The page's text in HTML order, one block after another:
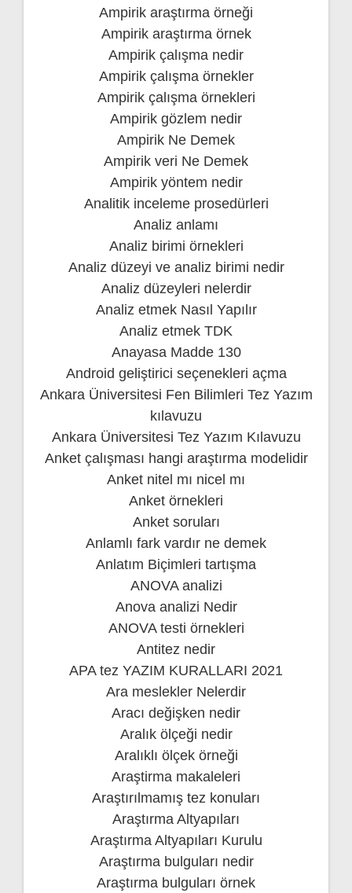
Ampirik araştırma örneği
Ampirik araştırma örnek
Ampirik çalışma nedir
Ampirik çalışma örnekler
Ampirik çalışma örnekleri
Ampirik gözlem nedir
Ampirik Ne Demek
Ampirik veri Ne Demek
Ampirik yöntem nedir
Analitik inceleme prosedürleri
Analiz anlamı
Analiz birimi örnekleri
Analiz düzeyi ve analiz birimi nedir
Analiz düzeyleri nelerdir
Analiz etmek Nasıl Yapılır
Analiz etmek TDK
Anayasa Madde 130
Android geliştirici seçenekleri açma
Ankara Üniversitesi Fen Bilimleri Tez Yazım
kılavuzu
Ankara Üniversitesi Tez Yazım Kılavuzu
Anket çalışması hangi araştırma modelidir
Anket nitel mı nicel mı
Anket örnekleri
Anket soruları
Anlamlı fark vardır ne demek
Anlatım Biçimleri tartışma
ANOVA analizi
Anova analizi Nedir
ANOVA testi örnekleri
Antitez nedir
APA tez YAZIM KURALLARI 2021
Ara meslekler Nelerdir
Aracı değişken nedir
Aralık ölçeği nedir
Aralıklı ölçek örneği
Araştirma makaleleri
Araştırılmamış tez konuları
Araştırma Altyapıları
Araştırma Altyapıları Kurulu
Araştırma bulguları nedir
Araştırma bulguları örnek